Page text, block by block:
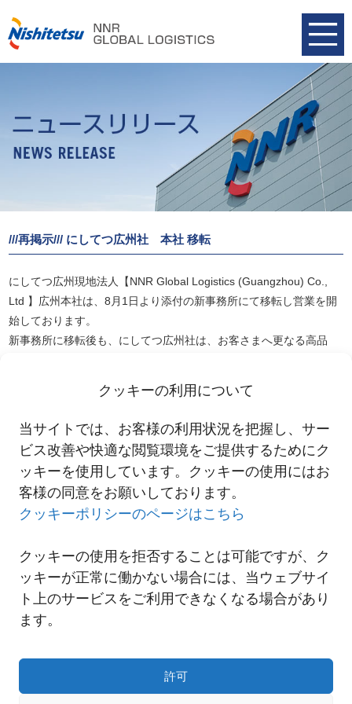
クッキーの利用について
当サイトでは、お客様の利用状況を把握し、サー
ビス改善や快適な閲覧環境をご提供するためにク
ッキーを使用しています。クッキーの使用にはお
客様の同意をお願いしております。
クッキーポリシーのページはこちら
クッキーの使用を拒否することは可能ですが、ク
ッキーが正常に働かない場合には、当ウェブサイ
ト上のサービスをご利用できなくなる場合があり
ます。
許可
///再掲示/// にしてつ広州社 本社 移転
にしてつ広州現地法人【NNR Global Logistics (Guangzhou) Co.,
Ltd 】広州本社は、8月1日より添付の新事務所にて移転し営業を開
始しております。
新事務所に移転後も、にしてつ広州社は、お客さまへ更なる高品
にしてつ広州現地法人 広州本店 移転
一覧へ